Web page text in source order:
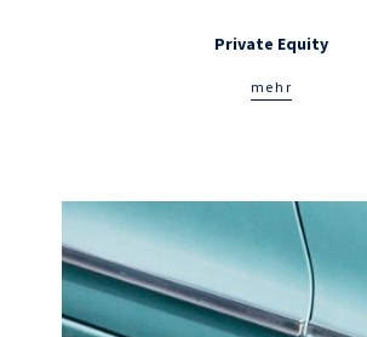
Private Equity
mehr